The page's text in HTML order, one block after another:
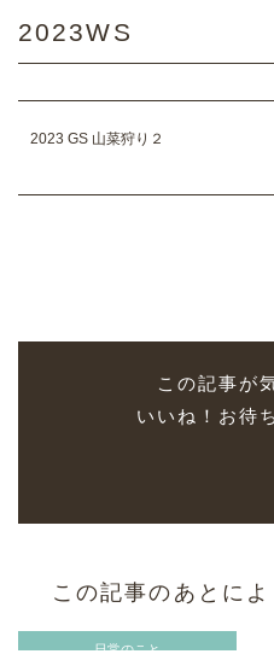
2023WS
2023 GS 山菜狩り２
この記事が
いいね！お待
この記事のあとに
日常のこと